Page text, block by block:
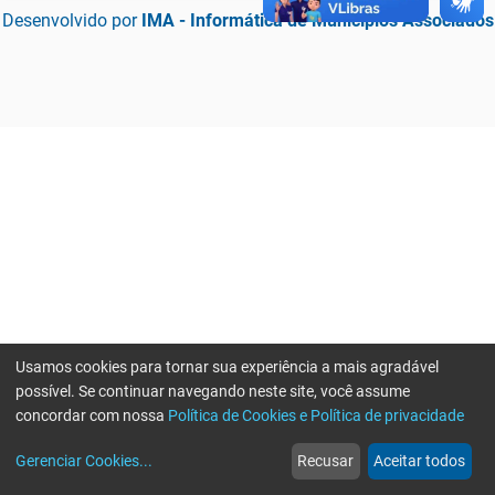
Desenvolvido por IMA - Informática de Municípios Associados
web
Notícias
more_horiz
Mais
Usamos cookies para tornar sua experiência a mais agradável
possível. Se continuar navegando neste site, você assume
concordar com nossa Política de Cookies e Política de privacidade
Gerenciar Cookies... Recusar Aceitar todos
Erro ao enviar informações, por favor tente novamente